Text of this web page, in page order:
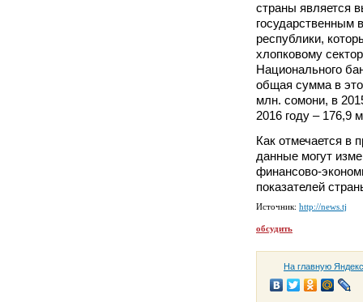
страны является
государственным
республики,
хлопковому
Национального
общая сумма в
млн. сомони, в
2016 году – 176,9
Как отмечается в
данные могут
финансово-
показателей
Источник: http://news.tj
обсудить
На главную